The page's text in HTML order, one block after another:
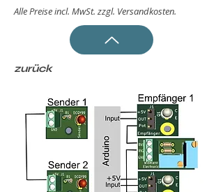
Alle Preise incl. MwSt. zzgl. Versandkosten.
zurück